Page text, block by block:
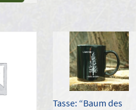
Tasse: “Baum des